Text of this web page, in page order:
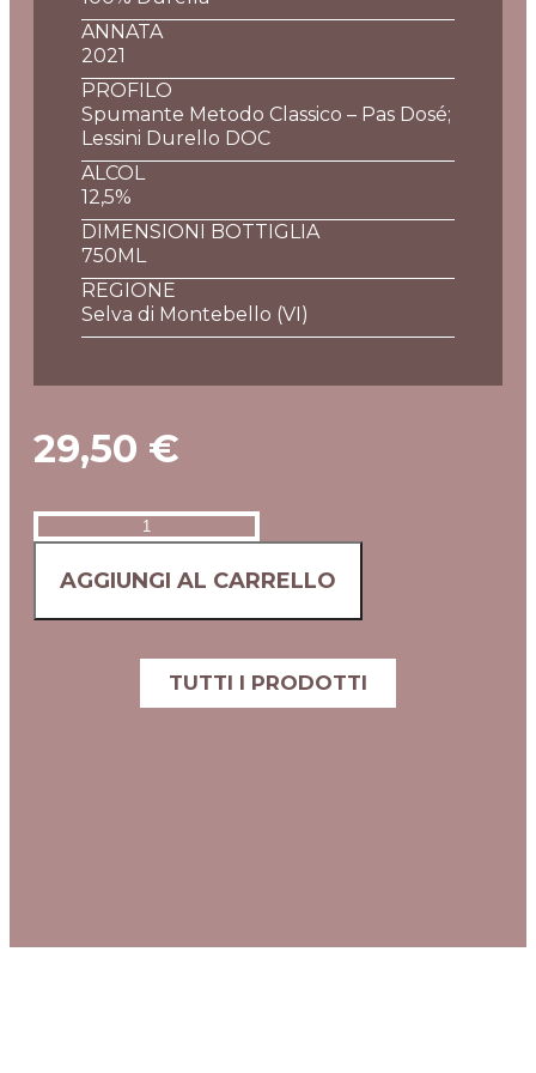
ANNATA
2021
PROFILO
Spumante Metodo Classico – Pas Dosé;
Lessini Durello DOC
ALCOL
12,5%
DIMENSIONI BOTTIGLIA
750ML
REGIONE
Selva di Montebello (VI)
29,50 €
AGGIUNGI AL CARRELLO
TUTTI I PRODOTTI